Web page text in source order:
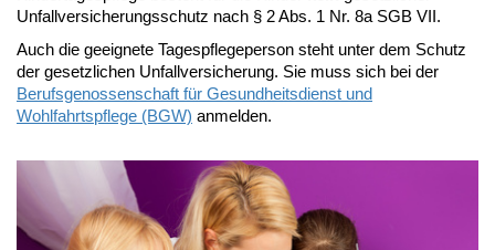
Unfallversicherungsschutz nach § 2 Abs. 1 Nr. 8a SGB VII.
Auch die geeignete Tagespflegeperson steht unter dem Schutz
der gesetzlichen Unfallversicherung. Sie muss sich bei der
Berufsgenossenschaft für Gesundheitsdienst und
Wohlfahrtspflege (BGW) anmelden.